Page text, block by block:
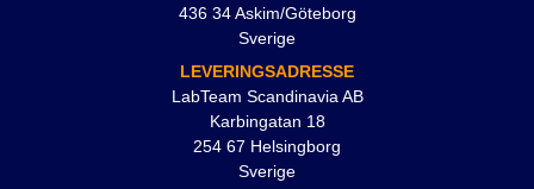
436 34 Askim/Göteborg
Sverige
LEVERINGSADRESSE
LabTeam Scandinavia AB
Karbingatan 18
254 67 Helsingborg
Sverige